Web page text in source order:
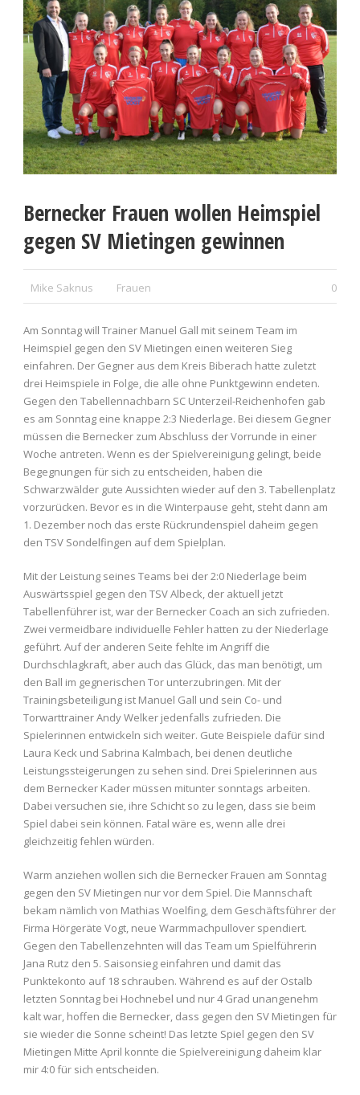
Bernecker Frauen wollen Heimspiel
gegen SV Mietingen gewinnen
Mike Saknus Frauen 0
Am Sonntag will Trainer Manuel Gall mit seinem Team im
Heimspiel gegen den SV Mietingen einen weiteren Sieg
einfahren. Der Gegner aus dem Kreis Biberach hatte zuletzt
drei Heimspiele in Folge, die alle ohne Punktgewinn endeten.
Gegen den Tabellennachbarn SC Unterzeil-Reichenhofen gab
es am Sonntag eine knappe 2:3 Niederlage. Bei diesem Gegner
müssen die Bernecker zum Abschluss der Vorrunde in einer
Woche antreten. Wenn es der Spielvereinigung gelingt, beide
Begegnungen für sich zu entscheiden, haben die
Schwarzwälder gute Aussichten wieder auf den 3. Tabellenplatz
vorzurücken. Bevor es in die Winterpause geht, steht dann am
1. Dezember noch das erste Rückrundenspiel daheim gegen
den TSV Sondelfingen auf dem Spielplan.
Mit der Leistung seines Teams bei der 2:0 Niederlage beim
Auswärtsspiel gegen den TSV Albeck, der aktuell jetzt
Tabellenführer ist, war der Bernecker Coach an sich zufrieden.
Zwei vermeidbare individuelle Fehler hatten zu der Niederlage
geführt. Auf der anderen Seite fehlte im Angriff die
Durchschlagkraft, aber auch das Glück, das man benötigt, um
den Ball im gegnerischen Tor unterzubringen. Mit der
Trainingsbeteiligung ist Manuel Gall und sein Co- und
Torwarttrainer Andy Welker jedenfalls zufrieden. Die
Spielerinnen entwickeln sich weiter. Gute Beispiele dafür sind
Laura Keck und Sabrina Kalmbach, bei denen deutliche
Leistungssteigerungen zu sehen sind. Drei Spielerinnen aus
dem Bernecker Kader müssen mitunter sonntags arbeiten.
Dabei versuchen sie, ihre Schicht so zu legen, dass sie beim
Spiel dabei sein können. Fatal wäre es, wenn alle drei
gleichzeitig fehlen würden.
Warm anziehen wollen sich die Bernecker Frauen am Sonntag
gegen den SV Mietingen nur vor dem Spiel. Die Mannschaft
bekam nämlich von Mathias Woelfing, dem Geschäftsführer der
Firma Hörgeräte Vogt, neue Warmmachpullover spendiert.
Gegen den Tabellenzehnten will das Team um Spielführerin
Jana Rutz den 5. Saisonsieg einfahren und damit das
Punktekonto auf 18 schrauben. Während es auf der Ostalb
letzten Sonntag bei Hochnebel und nur 4 Grad unangenehm
kalt war, hoffen die Bernecker, dass gegen den SV Mietingen für
sie wieder die Sonne scheint! Das letzte Spiel gegen den SV
Mietingen Mitte April konnte die Spielvereinigung daheim klar
mir 4:0 für sich entscheiden.